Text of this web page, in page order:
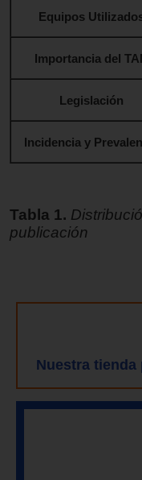
Equipos
Importancia del
Legislación
Incidencia y
Tabla 1.
publicación
Nuestra tienda